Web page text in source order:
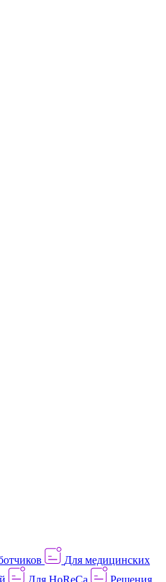
Для медицинских
Для HoReCa
Решения